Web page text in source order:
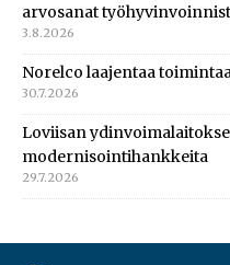
arvosanat
3.8.2026
Norelco laajentaa
30.7.2026
Loviisan
modernisointihankkeita
29.7.2026